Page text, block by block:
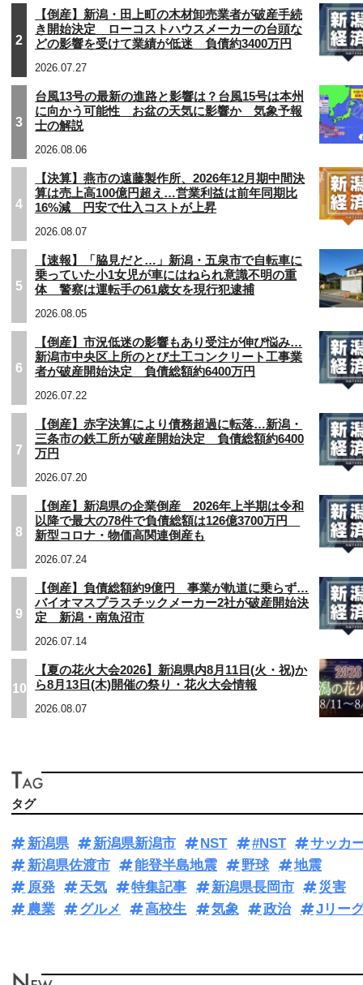
2
【倒産】新潟・田上町の木材卸売業者が破産手続
き開始決定 ローコストハウスメーカーの台頭な
どの影響を受けて業績が低迷 負債約3400万円
2026.07.27
3
台風13号の最新の進路と影響は？台風15号は本州
に向かう可能性 お盆の天気に影響か 気象予報
士の解説
2026.08.06
4
【決算】燕市の遠藤製作所、2026年12月期中間決
算は売上高100億円超え…営業利益は前年同期比
16%減 円安で仕入コストが上昇
2026.08.07
5
【速報】「脇見だと…」新潟・五泉市で自転車に
乗っていた小1女児が車にはねられ意識不明の重
体 警察は運転手の61歳女を現行犯逮捕
2026.08.05
6
【倒産】市況低迷の影響もあり受注が伸び悩み…
新潟市中央区上所のとび土工コンクリート工事業
者が破産開始決定 負債総額約6400万円
2026.07.22
7
【倒産】赤字決算により債務超過に転落…新潟・
三条市の鉄工所が破産開始決定 負債総額約6400
万円
2026.07.20
8
【倒産】新潟県の企業倒産 2026年上半期は令和
以降で最大の78件で負債総額は126億3700万円
新型コロナ・物価高関連倒産も
2026.07.24
9
【倒産】負債総額約9億円 事業が軌道に乗らず…
バイオマスプラスチックメーカー2社が破産開始決
定 新潟・南魚沼市
2026.07.14
10
【夏の花火大会2026】新潟県内8月11日(火・祝)か
ら8月13日(木)開催の祭り・花火大会情報
2026.08.07
タグ
新潟県 新潟県新潟市 NST #NST
サッカ
新潟県佐渡市
能登半島地震 野球
地震
原発
天気 特集記事 新潟県長岡市
災害
農業
グルメ 高校生 気象 政治 Jリー